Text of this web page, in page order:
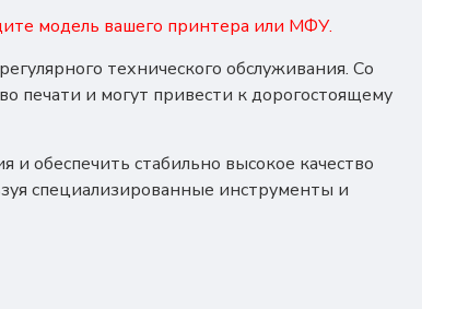
модель вашего принтера или МФУ.
технического обслуживания. Со
печати и могут привести к дорогостоящему
обеспечить стабильно высокое качество
специализированные инструменты и